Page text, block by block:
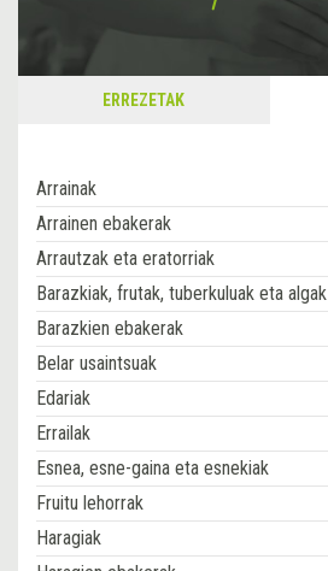
ERREZETAK
Arrainak
Arrainen ebakerak
Arrautzak eta eratorriak
Barazkiak, frutak, tuberkuluak eta algak
Barazkien ebakerak
Belar usaintsuak
Edariak
Errailak
Esnea, esne-gaina eta esnekiak
Fruitu lehorrak
Haragiak